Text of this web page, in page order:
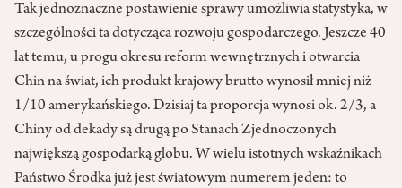
Tak jednoznaczne postawienie sprawy umożliwia statystyka, w
szczególności ta dotycząca rozwoju gospodarczego. Jeszcze 40
lat temu, u progu okresu reform wewnętrznych i otwarcia
Chin na świat, ich produkt krajowy brutto wynosił mniej niż
1/10 amerykańskiego. Dzisiaj ta proporcja wynosi ok. 2/3, a
Chiny od dekady są drugą po Stanach Zjednoczonych
największą gospodarką globu. W wielu istotnych wskaźnikach
Państwo Środka już jest światowym numerem jeden: to